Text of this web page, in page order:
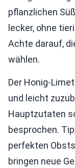
pflanzlichen
lecker, ohne
Achte darauf,
wählen.
Der Honig-
und leicht
Hauptzutaten
besprochen.
perfekten
bringen neue